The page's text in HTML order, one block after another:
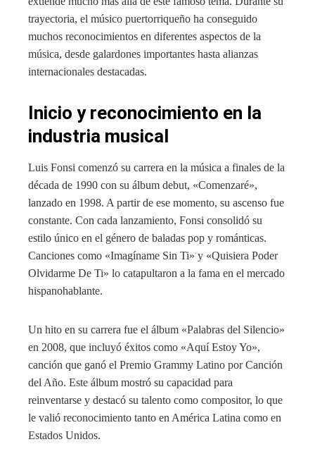
trayectoria, el músico puertorriqueño ha conseguido
muchos reconocimientos en diferentes aspectos de la
música, desde galardones importantes hasta alianzas
internacionales destacadas.
Inicio y reconocimiento en la
industria musical
Luis Fonsi comenzó su carrera en la música a finales de la
década de 1990 con su álbum debut, «Comenzaré»,
lanzado en 1998. A partir de ese momento, su ascenso fue
constante. Con cada lanzamiento, Fonsi consolidó su
estilo único en el género de baladas pop y románticas.
Canciones como «Imagíname Sin Ti» y «Quisiera Poder
Olvidarme De Ti» lo catapultaron a la fama en el mercado
hispanohablante.
Un hito en su carrera fue el álbum «Palabras del Silencio»
en 2008, que incluyó éxitos como «Aquí Estoy Yo»,
canción que ganó el Premio Grammy Latino por Canción
del Año. Este álbum mostró su capacidad para
reinventarse y destacó su talento como compositor, lo que
le valió reconocimiento tanto en América Latina como en
Estados Unidos.